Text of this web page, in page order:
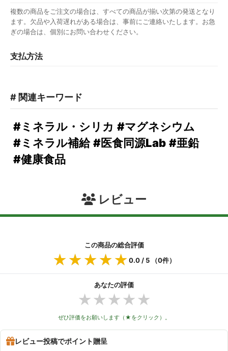
複数の商品をご注文の場合は、すべての商品が揃い次第の発送となり
ます。欠品や入荷遅れがある場合は、事前にご連絡いたします。お急
ぎの場合は、個別にお問い合わせください。
支払方法
# 関連キーワード
#健康食品
#ミネラル・シリカ
#医食同源Lab #亜鉛
#マグネシウム
#ミネラル補給
レビュー
この商品の総合評価
★★★★★
★★★★★0.0 / 5 （0件）
あなたの評価
★★★★★
ぜひ評価をお願いします（★をクリック）。
レビュー投稿でポイント贈呈